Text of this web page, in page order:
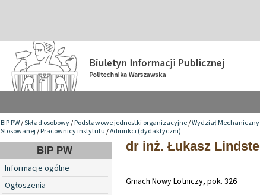
BIP PW/Skład osobowy/Podstawowe jednostki organizacyjne/Wydział
Stosowanej/Pracownicy instytutu/Adiunkci (dydaktyczni)
BIP PW
Informacje ogólne
Ogłoszenia
dr inż. Łukasz
Gmach Nowy Lotniczy, pok. 326